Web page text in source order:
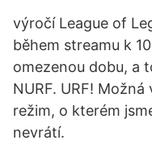
výročí League of
během streamu k
omezenou dobu, a
NURF. URF!
režim, o kterém
nevrátí.